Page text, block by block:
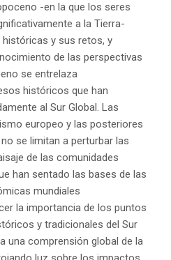
-en la que los seres
a la Tierra-
y sus retos, y
de las perspectivas
se entrelaza
históricos que han
al Sur Global. Las
europeo y las posteriores
se limitan a perturbar las
de las comunidades
han sentado las bases de las
mundiales
la importancia de los puntos
y tradicionales del Sur
una comprensión global de la